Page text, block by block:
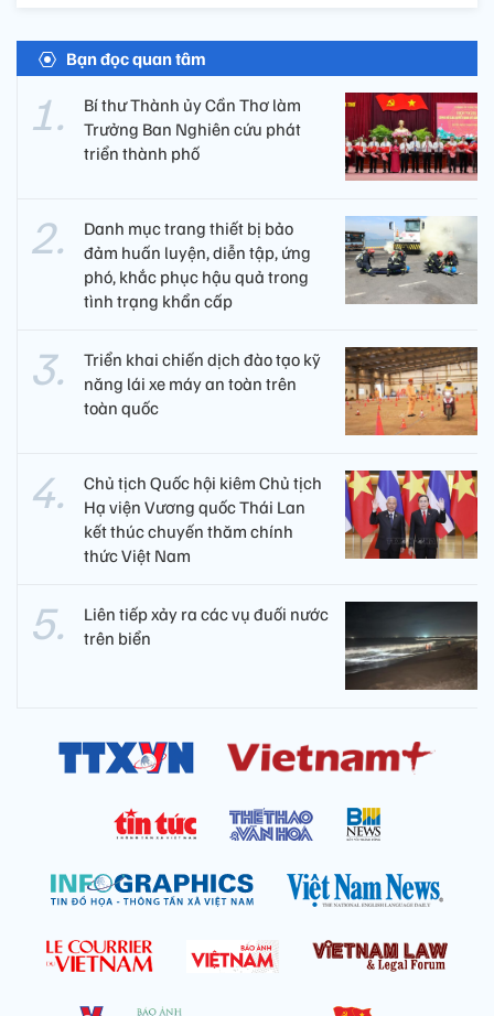
Bạn đọc quan tâm
Bí thư Thành ủy Cần Thơ làm
Trưởng Ban Nghiên cứu phát
triển thành phố
Danh mục trang thiết bị bảo
đảm huấn luyện, diễn tập, ứng
phó, khắc phục hậu quả trong
tình trạng khẩn cấp
Triển khai chiến dịch đào tạo kỹ
năng lái xe máy an toàn trên
toàn quốc
Chủ tịch Quốc hội kiêm Chủ tịch
Hạ viện Vương quốc Thái Lan
kết thúc chuyến thăm chính
thức Việt Nam
Liên tiếp xảy ra các vụ đuối nước
trên biển